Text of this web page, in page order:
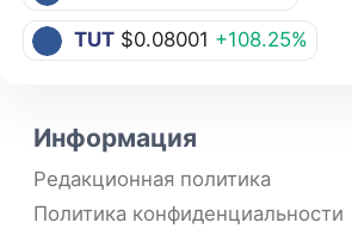
TUT $0.08001 +108.25%
Информация
Редакционная политика
Политика конфиденциальности